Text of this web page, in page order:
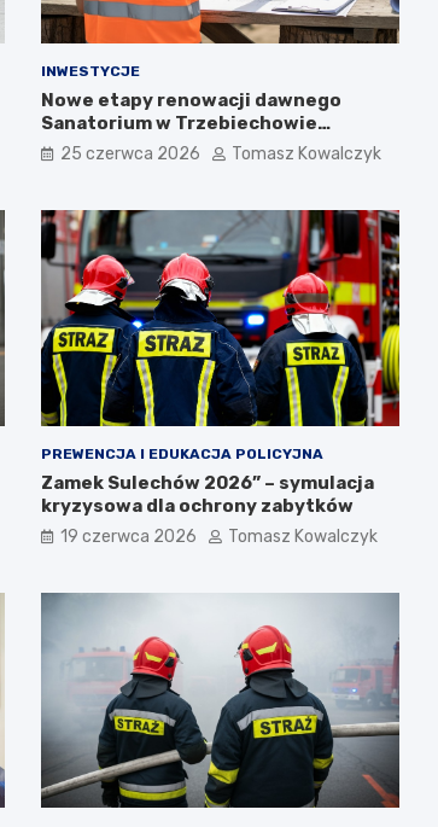
INWESTYCJE
Nowe etapy renowacji dawnego
Sanatorium w Trzebiechowie
zaprezentowane podczas spotkania
25 czerwca 2026 Tomasz Kowalczyk
PREWENCJA I EDUKACJA POLICYJNA
Zamek Sulechów 2026” – symulacja
kryzysowa dla ochrony zabytków
19 czerwca 2026 Tomasz Kowalczyk